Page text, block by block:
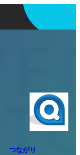
アプリを使う
つながり